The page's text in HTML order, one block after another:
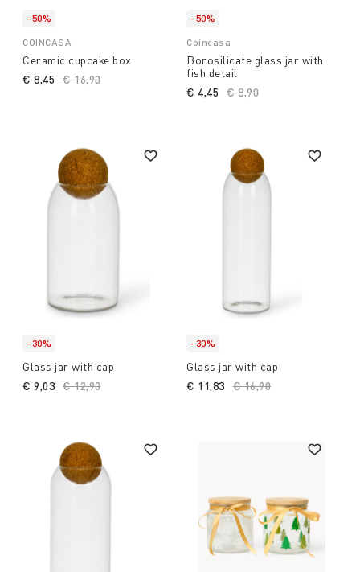
-50%
COINCASA
Ceramic cupcake box
Price reduced from
€ 16,90to
€ 8,45
-50%
Coincasa
Borosilicate glass jar with
fish detail
Price reduced from
€ 8,90
€ 4,45
-30%
Glass jar with cap
Price reduced from
€ 12,90to
€ 9,03
-30%
Glass jar with cap
Price reduced from
€ 16,90
€ 11,83